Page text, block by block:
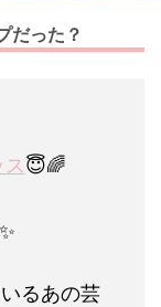
だった？
😇🌈
るあの芸